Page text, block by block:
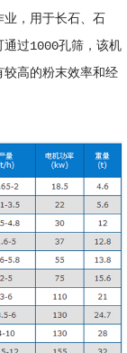
，用于长石、石
通过1000孔筛，该机
较高的粉末效率和经